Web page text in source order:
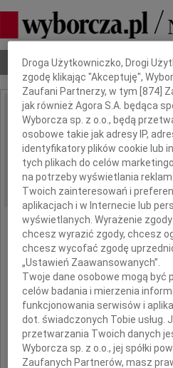
Nekrologi Odeszli Poradnik
IMIĘ I NAZWISKO: Jolanta
REGION: Kraków
DATA EMISJI: 22.01.2010
Z wielkim smutkiem
zmarła
Dbamy o Twoją prywatność
Droga Użytkowniczko, Drogi
zgodę klikając "Akceptuję",
Zaufani Partnerzy, w tym [874 ]
jak również Agora S.A. będąca
Wyborcza sp. z o.o., będą
osobowe takie jak adresy IP,
identyfikatory plików cookie lub
tych plikach do celów
na potrzeby wyświetlania
Twoich zainteresowań i
aplikacjach i w Internecie lub
wyświetlanych. Wyrażenie
chcesz wyrazić zgody, chcesz
chcesz wycofać zgodę
„Ustawień Zaawansowanych”.
Twoje dane osobowe mogą być
celów badania i mierzenia
funkcjonowania serwisów i
dot. świadczonych Tobie usług.
przetwarzania Twoich danych
Wyborcza sp. z o.o., jej spółki
Zaufanych Partnerów, masz